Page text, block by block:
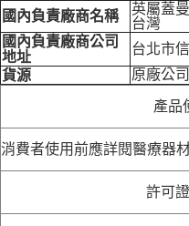
國內負責廠商名稱
英屬蓋
台灣
國內負責廠商公司
地址
台北市
貨源
原廠公
產品
消費者使用前應詳閱醫療器
許可